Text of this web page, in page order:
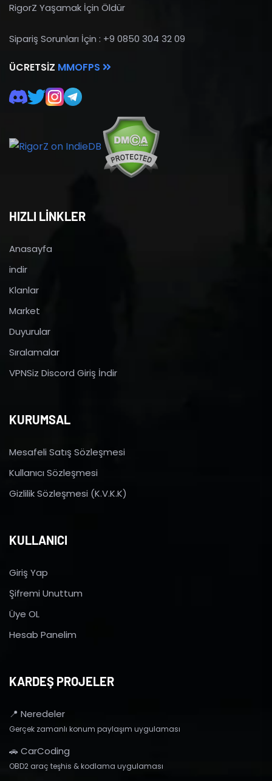
RigorZ Yaşamak İçin Öldür
Sipariş Sorunları İçin : +9 0850 304 32 09
ÜCRETSIZ MMOFPS
HIZLI LİNKLER
Anasayfa
indir
Klanlar
Market
Duyurular
Sıralamalar
VPNSiz Discord Giriş İndir
KURUMSAL
Mesafeli Satış Sözleşmesi
Kullanıcı Sözleşmesi
Gizlilik Sözleşmesi (K.V.K.K)
KULLANICI
Giriş Yap
Şifremi Unuttum
Üye OL
Hesab Panelim
KARDEŞ PROJELER
📍 Neredeler
Gerçek zamanlı konum paylaşım uygulaması
🚗 CarCoding
OBD2 araç teşhis & kodlama uygulaması